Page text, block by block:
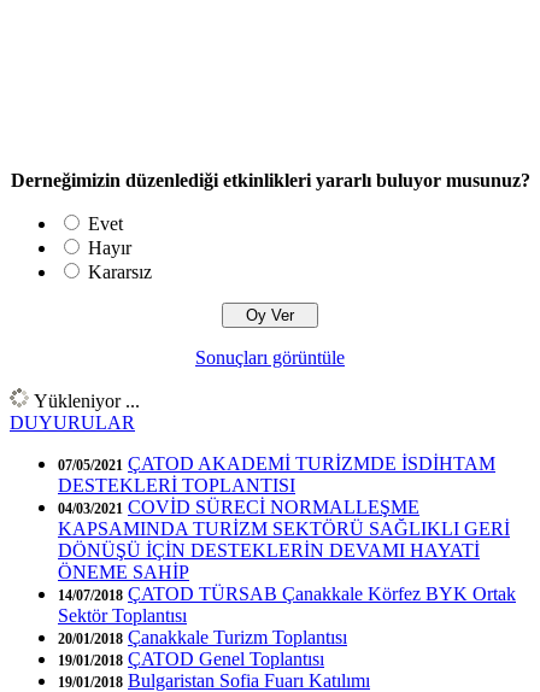
Derneğimizin düzenlediği etkinlikleri yararlı buluyor musunuz?
Evet
Hayır
Kararsız
Sonuçları görüntüle
Yükleniyor ...
DUYURULAR
07/05/2021 ÇATOD AKADEMİ TURİZMDE İSDİHTAM
DESTEKLERİ TOPLANTISI
04/03/2021 COVİD SÜRECİ NORMALLEŞME
KAPSAMINDA TURİZM SEKTÖRÜ SAĞLIKLI GERİ
DÖNÜŞÜ İÇİN DESTEKLERİN DEVAMI HAYATİ
ÖNEME SAHİP
14/07/2018 ÇATOD TÜRSAB Çanakkale Körfez BYK Ortak
Sektör Toplantısı
20/01/2018 Çanakkale Turizm Toplantısı
19/01/2018 ÇATOD Genel Toplantısı
19/01/2018 Bulgaristan Sofia Fuarı Katılımı